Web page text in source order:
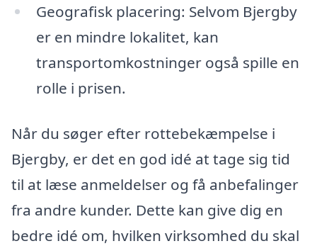
Geografisk placering: Selvom Bjergby
er en mindre lokalitet, kan
transportomkostninger også spille en
rolle i prisen.
Når du søger efter rottebekæmpelse i
Bjergby, er det en god idé at tage sig tid
til at læse anmeldelser og få anbefalinger
fra andre kunder. Dette kan give dig en
bedre idé om, hvilken virksomhed du skal